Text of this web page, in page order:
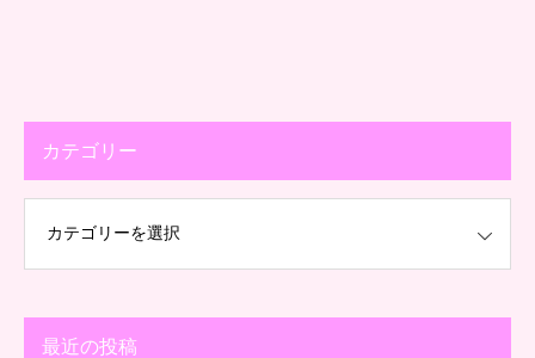
カテゴリー
最近の投稿